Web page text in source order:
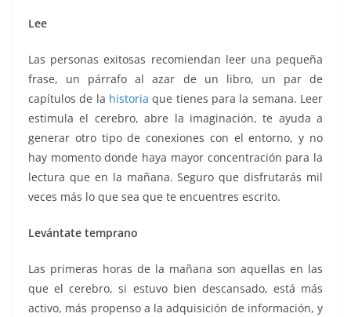
Lee
Las personas exitosas recomiendan leer una pequeña
frase, un párrafo al azar de un libro, un par de
capítulos de la historia que tienes para la semana. Leer
estimula el cerebro, abre la imaginación, te ayuda a
generar otro tipo de conexiones con el entorno, y no
hay momento donde haya mayor concentración para la
lectura que en la mañana. Seguro que disfrutarás mil
veces más lo que sea que te encuentres escrito.
Levántate temprano
Las primeras horas de la mañana son aquellas en las
que el cerebro, si estuvo bien descansado, está más
activo, más propenso a la adquisición de información, y